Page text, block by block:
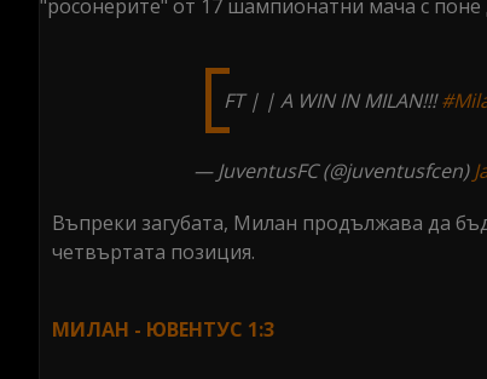
"росонерите" от 17 шампионатни мача с поне
FT | | A WIN IN MILAN!!!
— JuventusFC (@juventusfcen)
Въпреки загубата, Милан продължава да
четвъртата позиция.
МИЛАН - ЮВЕНТУС 1:3